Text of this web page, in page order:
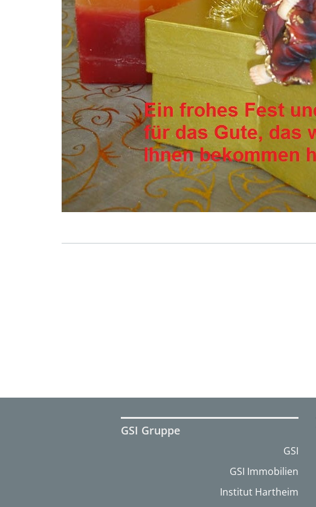
GSI Gruppe
GSI
GSI Immobilien
Institut Hartheim